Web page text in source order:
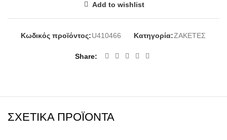
Add to wishlist
Κωδικός προϊόντος:U410466 Κατηγορία:ΖΑΚΕΤΕΣ
Share
ΣΧΕΤΙΚΆ ΠΡΟΪΌΝΤΑ